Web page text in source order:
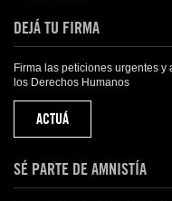
DEJÁ TU FIRMA
Firma las peticiones urgentes
los Derechos Humanos
ACTUÁ
SÉ PARTE DE AMNISTÍA